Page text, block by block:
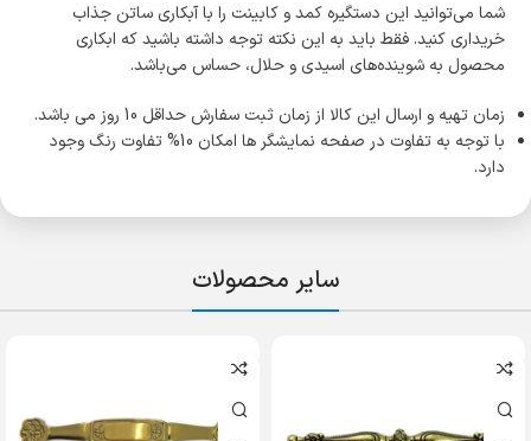
شما می‌­توانید این دستگیره کمد و کابینت را با آبکاری ساتن جذاب
خریداری کنید. فقط باید به این نکته توجه داشته باشید که ابکاری
محصول به شوینده‌­های اسیدی و حلال، حساس می‌­باشد.
زمان تهیه و ارسال این کالا از زمان ثبت سفارش حداقل 10 روز می باشد.
با توجه به تفاوت در صفحه نمایشگر ها امکان 10% تفاوت رنگ وجود
دارد.
سایر محصولات